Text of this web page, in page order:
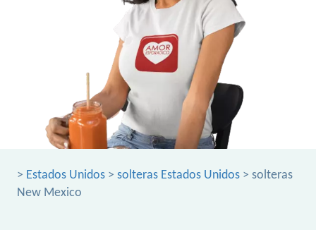
> Estados Unidos > solteras Estados Unidos > solteras
New Mexico